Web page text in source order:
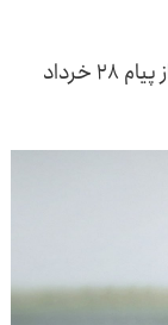
رسانه رهبری درباره گزیده‌متن منتشرشده از پیام ۲۸ خرداد